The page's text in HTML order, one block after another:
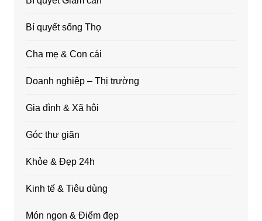
Bí quyết sống Thọ
Cha mẹ & Con cái
Doanh nghiệp – Thị trường
Gia đình & Xã hội
Góc thư giãn
Khỏe & Đẹp 24h
Kinh tế & Tiêu dùng
Món ngon & Điểm đẹp